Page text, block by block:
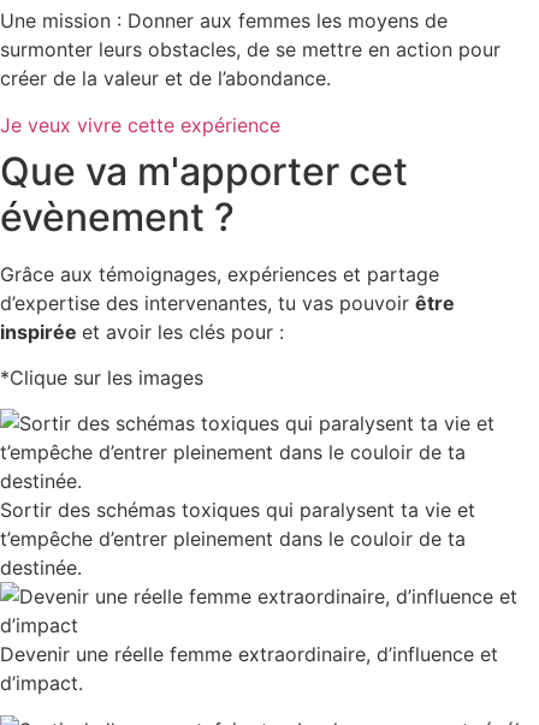
Une mission : Donner aux femmes les moyens de
surmonter leurs obstacles, de se mettre en action pour
créer de la valeur et de l’abondance.
Je veux vivre cette expérience
Que va m'apporter cet
évènement ?
Grâce aux témoignages, expériences et partage
d’expertise des intervenantes, tu vas pouvoir être
inspirée et avoir les clés pour :
*Clique sur les images
Sortir des schémas toxiques qui paralysent ta vie et
t’empêche d’entrer pleinement dans le couloir de ta
destinée.
Devenir une réelle femme extraordinaire, d’influence et
d’impact.